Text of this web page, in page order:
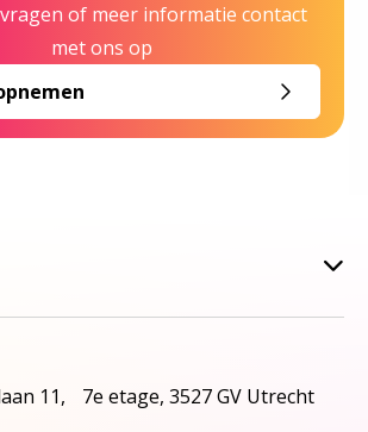
of meer informatie contact
met ons op
11, 7e etage, 3527 GV Utrecht